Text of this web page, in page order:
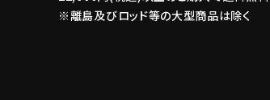
カテゴリー
※離島及びロッド等の大型商品は除く